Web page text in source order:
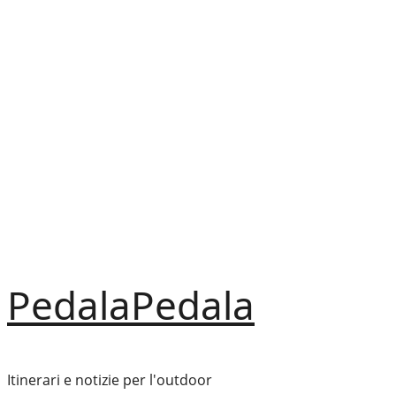
PedalaPedala
Itinerari e notizie per l'outdoor